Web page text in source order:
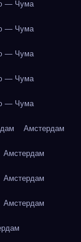
— Чума
— Чума
— Чума
— Чума
— Чума
Амстердам
Амстердам
Амстердам
Амстердам